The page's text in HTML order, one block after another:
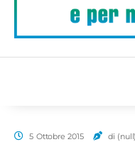
5 Ottobre 2015 di (null)